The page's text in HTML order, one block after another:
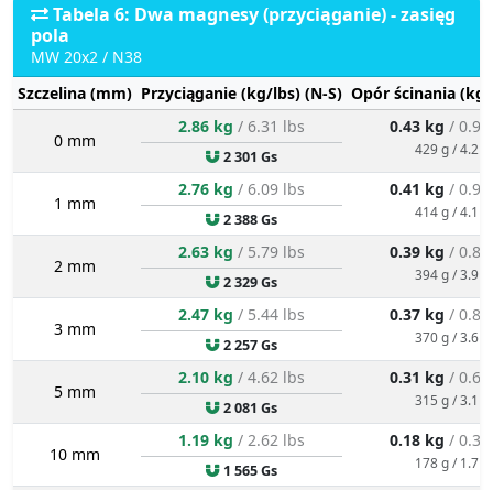
Tabela 6: Dwa magnesy (przyciąganie) - zasięg
pola
MW 20x2 / N38
Szczelina (mm) Przyciąganie (kg/lbs) (N-S) Opór ścinania
0 mm
2.86 kg / 6.31 lbs
2 301 Gs
0.43 kg /
429 g / 4.2 N
1 mm
2.76 kg / 6.09 lbs
2 388 Gs
0.41 kg /
414 g / 4.1 N
2 mm
2.63 kg / 5.79 lbs
2 329 Gs
0.39 kg /
394 g / 3.9 N
3 mm
2.47 kg / 5.44 lbs
2 257 Gs
0.37 kg /
370 g / 3.6 N
5 mm
2.10 kg / 4.62 lbs
2 081 Gs
0.31 kg /
315 g / 3.1 N
10 mm
1.19 kg / 2.62 lbs
1 565 Gs
0.18 kg /
178 g / 1.7 N